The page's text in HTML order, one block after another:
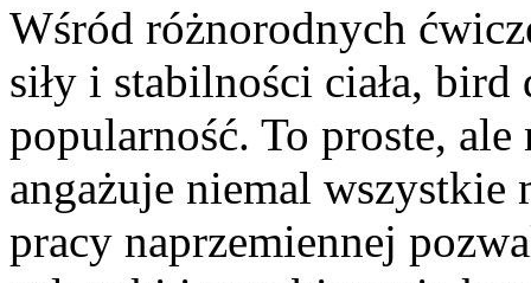
Wśród różnorodnych
siły i stabilności ciała,
popularność. To proste,
angażuje niemal
pracy naprzemiennej